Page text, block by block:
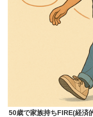
50歳で家族持ちFIRE(経済